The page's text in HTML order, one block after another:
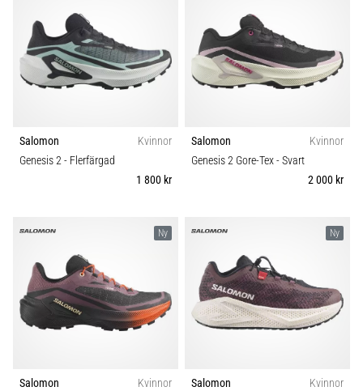
Vad…
artiklar
Salomon
Kvinnor
Genesis 2- Flerfärgad
1 800 kr
Salomon
Kvinnor
Genesis 2 Gore-Tex- Svart
2 000 kr
Ny
Salomon
Kvinnor
Ny
Salomon
Kvinnor